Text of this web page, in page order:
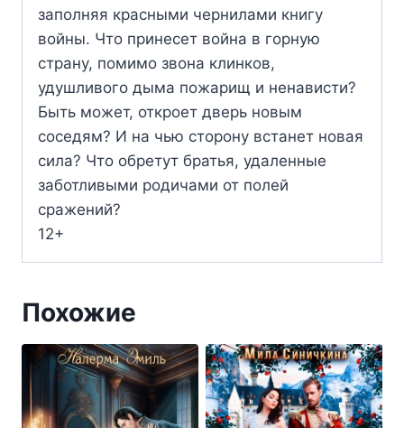
заполняя красными чернилами книгу
войны. Что принесет война в горную
страну, помимо звона клинков,
удушливого дыма пожарищ и ненависти?
Быть может, откроет дверь новым
соседям? И на чью сторону встанет новая
сила? Что обретут братья, удаленные
заботливыми родичами от полей
сражений?
12+
Похожие